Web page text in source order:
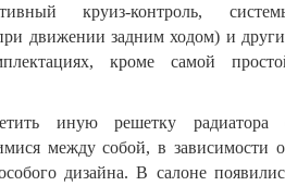
круиз-контроль,
движении задним ходом) и
кроме самой
иную решетку радиатора
между собой, в зависимости
дизайна. В салоне